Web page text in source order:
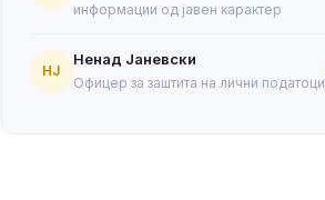
информации од јавен карактер
НЈ
Ненад Јаневски
Офицер за заштита на лични податоци